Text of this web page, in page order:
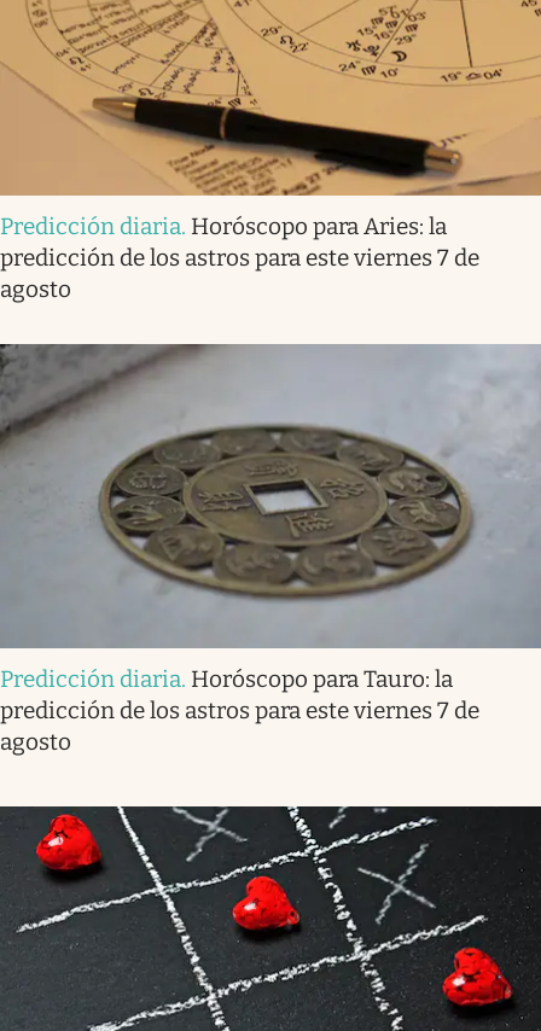
Predicción diaria. Horóscopo para Aries: la
predicción de los astros para este viernes 7 de
agosto
Predicción diaria. Horóscopo para Tauro: la
predicción de los astros para este viernes 7 de
agosto